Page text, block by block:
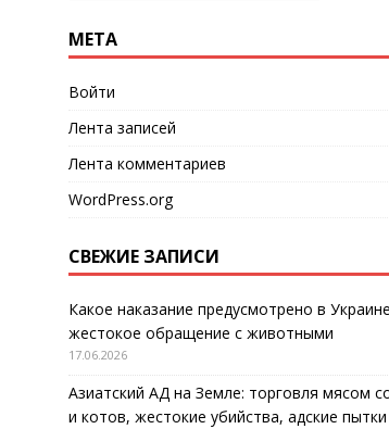
МЕТА
Войти
Лента записей
Лента комментариев
WordPress.org
СВЕЖИЕ ЗАПИСИ
Какое наказание предусмотрено в
жестокое обращение с животными
17.06.2026
Азиатский АД на Земле: торговля мясом
и котов, жестокие убийства, адские